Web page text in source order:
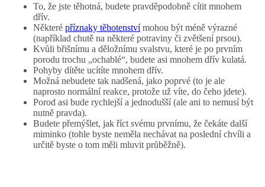
To, že jste těhotná, budete pravděpodobně cítit mnohem
dřív.
Některé příznaky těhotenstvímohou být méně výrazné
(například chutě na některé potraviny či zvětšení prsou).
Kvůli břišnímu a děložnímu svalstvu, které je po prvním
porodu trochu „ochablé“, budete asi mnohem dřív kulatá.
Pohyby dítěte ucítíte mnohem dřív.
Možná nebudete tak nadšená, jako poprvé (to je ale
naprosto normální reakce, protože už víte, do čeho jdete).
Porod asi bude rychlejší a jednodušší (ale ani to nemusí být
nutně pravda).
Budete přemýšlet, jak říct svému prvnímu, že čekáte další
miminko (tohle byste neměla nechávat na poslední chvíli a
určitě byste o tom měli mluvit průběžně).